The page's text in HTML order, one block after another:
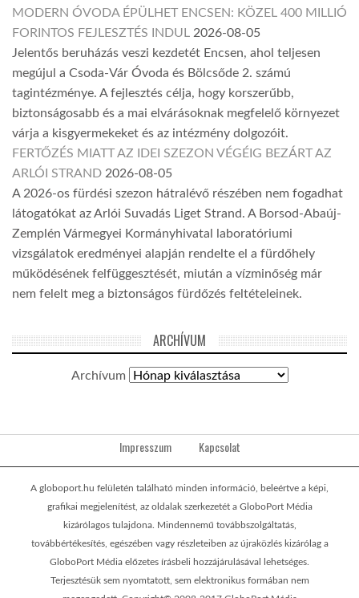
MODERN ÓVODA ÉPÜLHET ENCSEN: KÖZEL 400 MILLIÓ
FORINTOS FEJLESZTÉS INDUL 2026-08-05
Jelentős beruházás veszi kezdetét Encsen, ahol teljesen
megújul a Csoda-Vár Óvoda és Bölcsőde 2. számú
tagintézménye. A fejlesztés célja, hogy korszerűbb,
biztonságosabb és a mai elvárásoknak megfelelő környezet
várja a kisgyermekeket és az intézmény dolgozóit.
FERTŐZÉS MIATT AZ IDEI SZEZON VÉGÉIG BEZÁRT AZ
ARLÓI STRAND 2026-08-05
A 2026-os fürdési szezon hátralévő részében nem fogadhat
látogatókat az Arlói Suvadás Liget Strand. A Borsod-Abaúj-
Zemplén Vármegyei Kormányhivatal laboratóriumi
vizsgálatok eredményei alapján rendelte el a fürdőhely
működésének felfüggesztését, miután a vízminőség már
nem felelt meg a biztonságos fürdőzés feltételeinek.
ARCHÍVUM
Archívum
Impresszum Kapcsolat
A globoport.hu felületén található minden információ, beleértve a képi,
grafikai megjelenítést, az oldalak szerkezetét a GloboPort Média
kizárólagos tulajdona. Mindennemű továbbszolgáltatás,
továbbértékesítés, egészében vagy részleteiben az újraközlés kizárólag a
GloboPort Média előzetes írásbeli hozzájárulásával lehetséges.
Terjesztésük sem nyomtatott, sem elektronikus formában nem